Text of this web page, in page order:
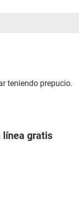
teniendo prepucio.
línea gratis